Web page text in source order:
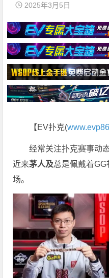
2025年3月5日
【EV扑克(
经常关注扑克赛事动
近来茅人及总是佩戴着
场。